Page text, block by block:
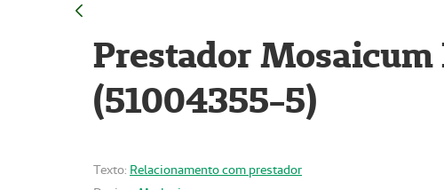
Prestador
(51004355-5)
Texto: Relacionamento com prestador